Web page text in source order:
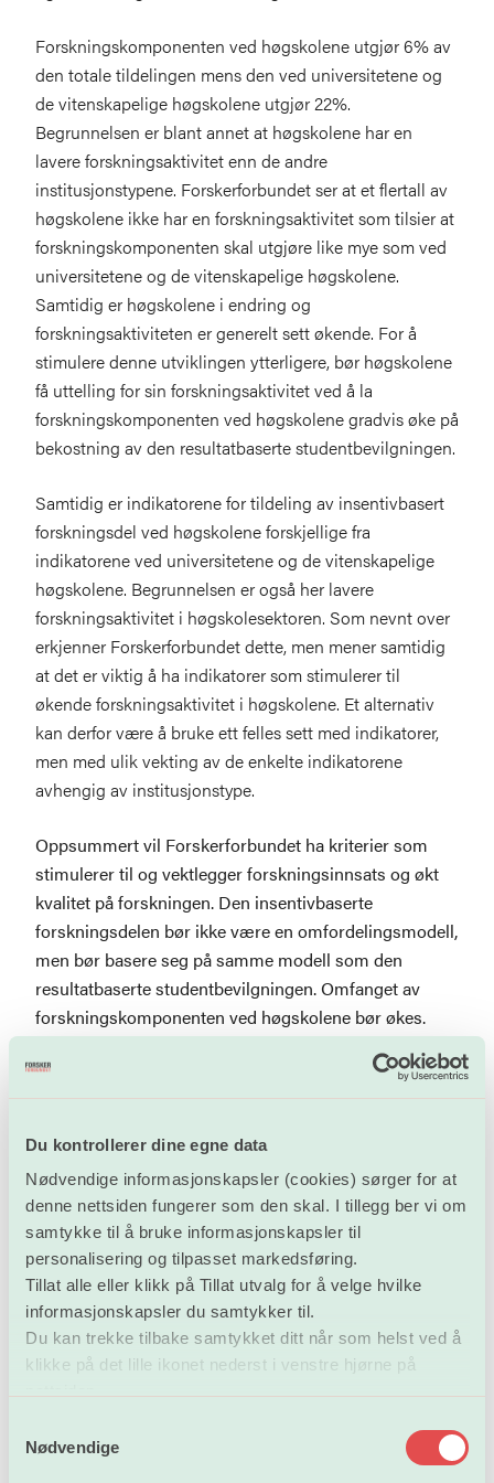
Du kontrollerer dine egne data
Nødvendige informasjonskapsler (cookies) sørger for at
denne nettsiden fungerer som den skal. I tillegg ber vi om
samtykke til å bruke informasjonskapsler til
personalisering og tilpasset markedsføring.
Tillat alle eller klikk på Tillat utvalg for å velge hvilke
informasjonskapsler du samtykker til.
Du kan trekke tilbake samtykket ditt når som helst ved å
klikke på det lille ikonet nederst i venstre hjørne på
Nødvendige
Forskningskomponenten ved høgskolene utgjør 6% av
den totale tildelingen mens den ved universitetene og
de vitenskapelige høgskolene utgjør 22%.
Begrunnelsen er blant annet at høgskolene har en
lavere forskningsaktivitet enn de andre
institusjonstypene. Forskerforbundet ser at et flertall av
høgskolene ikke har en forskningsaktivitet som tilsier at
forskningskomponenten skal utgjøre like mye som ved
universitetene og de vitenskapelige høgskolene.
Samtidig er høgskolene i endring og
forskningsaktiviteten er generelt sett økende. For å
stimulere denne utviklingen ytterligere, bør høgskolene
få uttelling for sin forskningsaktivitet ved å la
forskningskomponenten ved høgskolene gradvis øke på
bekostning av den resultatbaserte studentbevilgningen.
Samtidig er indikatorene for tildeling av insentivbasert
forskningsdel ved høgskolene forskjellige fra
indikatorene ved universitetene og de vitenskapelige
høgskolene. Begrunnelsen er også her lavere
forskningsaktivitet i høgskolesektoren. Som nevnt over
erkjenner Forskerforbundet dette, men mener samtidig
at det er viktig å ha indikatorer som stimulerer til
økende forskningsaktivitet i høgskolene. Et alternativ
kan derfor være å bruke ett felles sett med indikatorer,
men med ulik vekting av de enkelte indikatorene
avhengig av institusjonstype.
Oppsummert vil Forskerforbundet ha kriterier som
stimulerer til og vektlegger forskningsinnsats og økt
kvalitet på forskningen. Den insentivbaserte
forskningsdelen bør ikke være en omfordelingsmodell,
men bør basere seg på samme modell som den
resultatbaserte studentbevilgningen. Omfanget av
forskningskomponenten ved høgskolene bør økes.
den ene siden og universitetene og de vitenskapelige
høgskolene på den andre siden kan videreføres. Det
for alle institusjonstyper men med ulik vekting, slik
indikatorsettet for universitetene og de vitenskapelige
høgskolene i dag er utformet.
INDIKATORER
Forskerforbundet har ikke forslag til nytt/nye
indikatorsett, men vil kommentere aktuelle indikatorer
opplysninger som innrapporteres fra institusjonene i
andre sammenhenger slik at institusjonene ikke